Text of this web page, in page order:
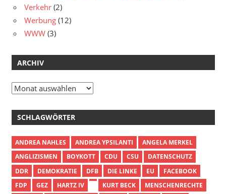
Verkehr (2)
Werbung (12)
WWW (3)
ARCHIV
Archiv
SCHLAGWÖRTER
ANDREA NAHLES ANDREA YPSILANTI
ANGELA MERKEL
ANGLIZISMEN
BOYKOTT CDU CSU
DATENSCHUTZ
DDR
DEMOKRATIE DFB DIE LINKE EU
FACEBOOK
FDP
GEZ HARTZ IV KURT BECK
MENSCHENRECHTE